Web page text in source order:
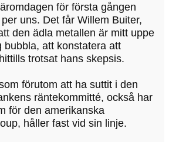
för första gången
uns. Det får Willem Buiter,
den ädla metallen är mitt uppe
bubbla, att konstatera att
trotsat hans skepsis.
förutom att ha suttit i den
räntekommitté, också har
för den amerikanska
håller fast vid sin linje.